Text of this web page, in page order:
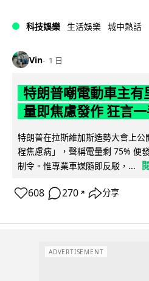
科技娛樂 生活娛樂 城中熱話
Vin 1 日
特朗普嘲電動車主有
量即焦慮發作 狂言
特朗普在拉斯維加斯造勢大會上
程焦慮病」，聲稱電量剩 75% 便
制令。惟專業車媒隨即反駁，...
608 270 ↗ 分享
ADVERTISEMENT